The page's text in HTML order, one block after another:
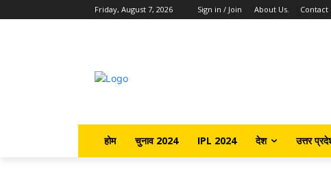
Friday, August 7, 2026 Sign in / Join About Us. Contact
होम चुनाव 2024 IPL 2024 देश उत्तर